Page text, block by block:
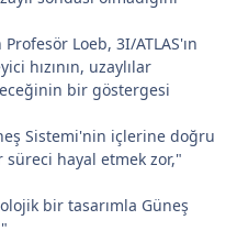
Loeb, 3I/ATLAS'ın
hızının, uzaylılar
bir göstergesi
Sistemi'nin içlerine doğru
süreci hayal etmek zor,"
bir tasarımla Güneş